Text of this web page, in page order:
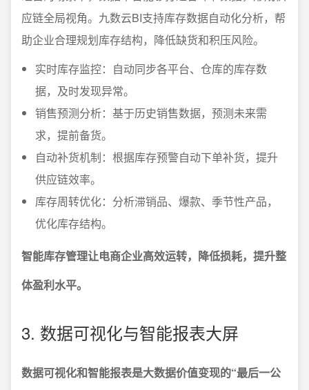
应链全局视角。九数云BI支持库存数据自动化分析，帮
助企业合理规划库存结构，降低缺货和积压风险。
实时库存监控：自动同步各平台、仓库的库存数
据，及时发现异常。
销售预测分析：基于历史销售数据，预测未来需
求，提前备货。
自动补货机制：根据库存预警自动下单补货，提升
供应链效率。
库存周转优化：分析滞销品、爆款、季节性产品，
优化库存结构。
智能库存管理让电商企业高效运转，降低损耗，提升整
体盈利水平。
3. 数据可视化与智能报表大屏
数据可视化和智能报表是大数据价值变现的“最后一公